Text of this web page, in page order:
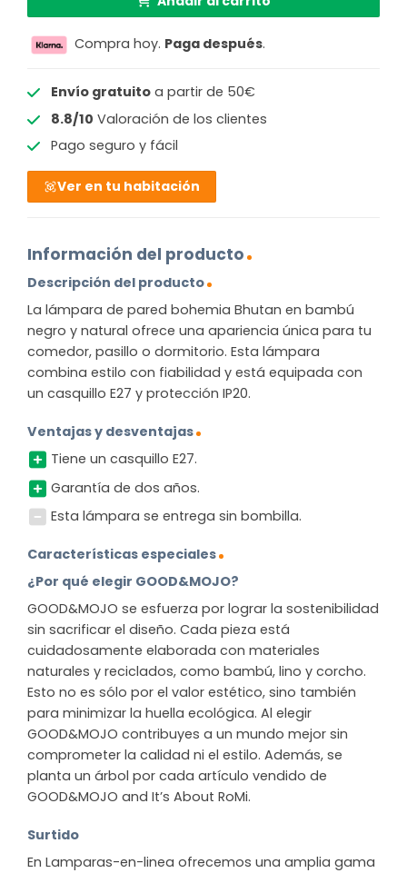
Compra hoy. Paga después.
Envío gratuitoa partir de 50€
8.8/10 Valoración de los clientes
Pago seguro y fácil
Ver en tu habitación
Información del producto
Descripción del producto
La lámpara de pared bohemia Bhutan en bambú
negro y natural ofrece una apariencia única para tu
comedor, pasillo o dormitorio. Esta lámpara
combina estilo con fiabilidad y está equipada con
un casquillo E27 y protección IP20.
Ventajas y desventajas
Tiene un casquillo E27.
Garantía de dos años.
Esta lámpara se entrega sin bombilla.
Características especiales
¿Por qué elegir GOOD&MOJO?
GOOD&MOJO se esfuerza por lograr la sostenibilidad
sin sacrificar el diseño. Cada pieza está
cuidadosamente elaborada con materiales
naturales y reciclados, como bambú, lino y corcho.
Esto no es sólo por el valor estético, sino también
para minimizar la huella ecológica. Al elegir
GOOD&MOJO contribuyes a un mundo mejor sin
comprometer la calidad ni el estilo. Además, se
planta un árbol por cada artículo vendido de
GOOD&MOJO and It’s About RoMi.
Surtido
En Lamparas-en-linea ofrecemos una amplia gama